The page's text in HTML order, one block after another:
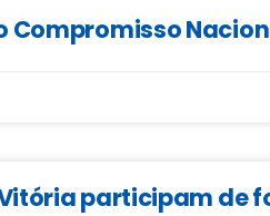
Compromisso
participam